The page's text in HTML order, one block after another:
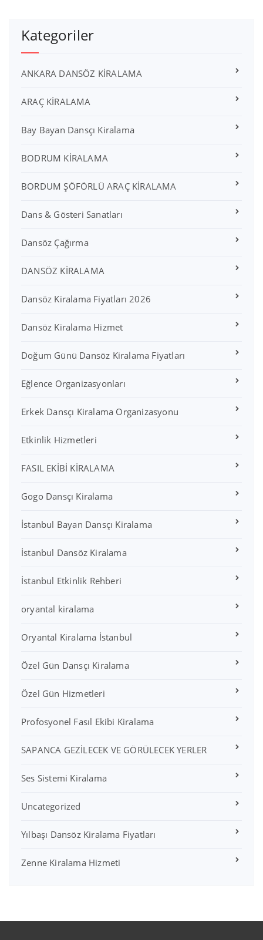
Kategoriler
ANKARA DANSÖZ KİRALAMA
ARAÇ KİRALAMA
Bay Bayan Dansçı Kiralama
BODRUM KİRALAMA
BORDUM ŞÖFÖRLÜ ARAÇ KİRALAMA
Dans & Gösteri Sanatları
Dansöz Çağırma
DANSÖZ KİRALAMA
Dansöz Kiralama Fiyatları 2026
Dansöz Kiralama Hizmet
Doğum Günü Dansöz Kiralama Fiyatları
Eğlence Organizasyonları
Erkek Dansçı Kiralama Organizasyonu
Etkinlik Hizmetleri
FASIL EKİBİ KİRALAMA
Gogo Dansçı Kiralama
İstanbul Bayan Dansçı Kiralama
İstanbul Dansöz Kiralama
İstanbul Etkinlik Rehberi
oryantal kiralama
Oryantal Kiralama İstanbul
Özel Gün Dansçı Kiralama
Özel Gün Hizmetleri
Profosyonel Fasıl Ekibi Kiralama
SAPANCA GEZİLECEK VE GÖRÜLECEK YERLER
Ses Sistemi Kiralama
Uncategorized
Yılbaşı Dansöz Kiralama Fiyatları
Zenne Kiralama Hizmeti